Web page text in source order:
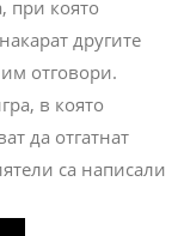
при която
другите
отговори.
в която
да отгатнат
са написали